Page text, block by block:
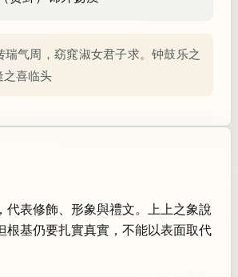
瑞气周，窈窕淑女君子求。钟鼓乐之
之喜临头
代表修飾、形象與禮文。上上之象說
根基仍要扎實真實，不能以表面取代